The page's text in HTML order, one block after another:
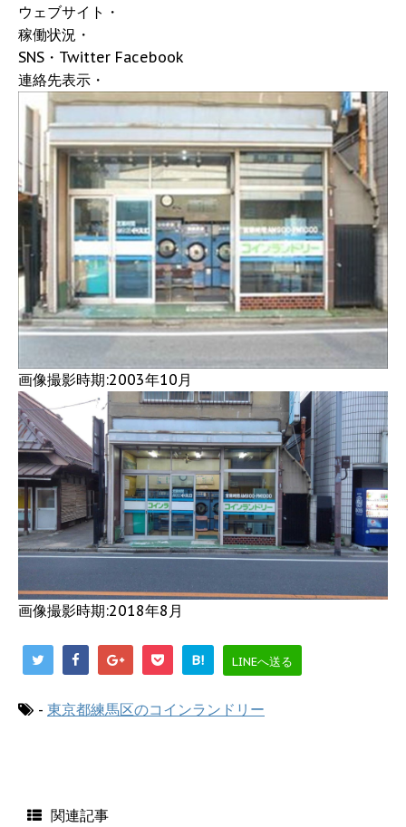
ウェブサイト・
稼働状況・
SNS・Twitter Facebook
連絡先表示・
画像撮影時期:2003年10月
画像撮影時期:2018年8月
B! LINEへ送る
- 東京都練馬区のコインランドリー
関連記事